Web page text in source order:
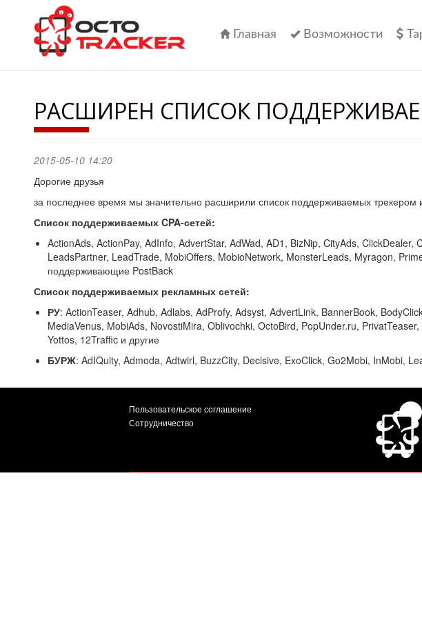
основному
содержанию
Главная Возможности
РАСШИРЕН СПИСОК
2015-05-10 14:20
Дорогие друзья
за последнее время мы значительно расширили список поддерживаемых трекером
Список поддерживаемых CPA-сетей:
ActionAds, ActionPay, AdInfo, AdvertStar, AdWad, AD1, BizNip, CityAds,
LeadsPartner, LeadTrade, MobiOffers, MobioNetwork, MonsterLeads, Myragon,
поддерживающие PostBack
Список поддерживаемых рекламных сетей:
РУ: ActionTeaser, Adhub, Adlabs, AdProfy, Adsyst, AdvertLink, BannerBook,
MediaVenus, MobiAds, NovostiMira, Oblivochki, OctoBird, PopUnder.ru,
Yottos, 12Traffic и другие
БУРЖ: AdIQuity, Admoda, Adtwirl, BuzzCity, Decisive, ExoClick, Go2Mobi, InMobi,
Пользовательское соглашение
Сотрудничество